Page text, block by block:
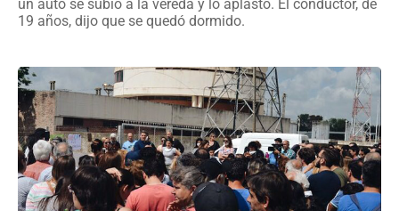
un auto se subió a la vereda y lo aplastó. El conductor, de
19 años, dijo que se quedó dormido.